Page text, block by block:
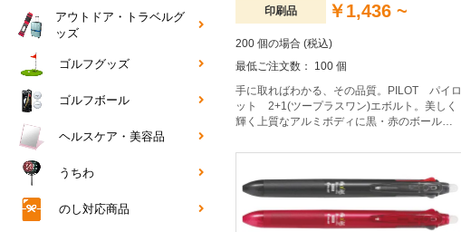
印刷品 ￥1,436 ~
200 個の場合 (税込)
最低ご注文数： 100 個
手に取ればわかる、その品質。PILOT パイロ
ット 2+1(ツープラスワン)エボルト。美しく
輝く上質なアルミボディに黒・赤のボールペ
エボルト ツープラスワン。
アウトドア・トラベルグ
ッズ
ゴルフグッズ
ゴルフボール
ヘルスケア・美容品
うちわ
のし対応商品